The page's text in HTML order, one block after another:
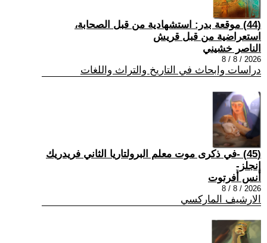
(44) موقعة بدر: استشهادية من قبل الصحابة،
استعراضية من قبل قريش
الناصر خشيني
2026 / 8 / 8
دراسات وابحاث في التاريخ والتراث واللغات
(45) -في ذكرى موت معلم البرولتاريا الثاني فريدريك
إنجلز-
أنس أفرتوت
2026 / 8 / 8
الارشيف الماركسي